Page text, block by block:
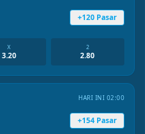
+120 Pasar
X
3.20
2
2.80
HARI INI 02:00
+154 Pasar